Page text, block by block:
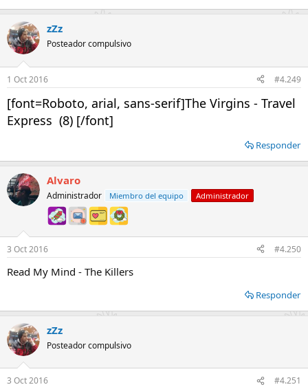
zZz
Posteador compulsivo
1 Oct 2016 #4.249
[font=Roboto, arial, sans-serif]The Virgins - Travel
Express (8) [/font]
Responder
Alvaro
Administrador Miembro del equipo Administrador
3 Oct 2016 #4.250
Read My Mind - The Killers
Responder
zZz
Posteador compulsivo
3 Oct 2016 #4.251